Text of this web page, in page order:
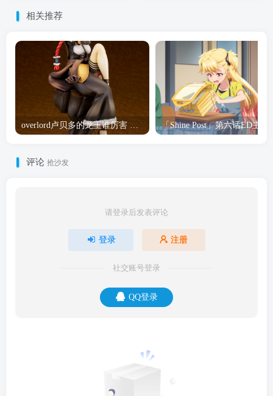
相关推荐
评论 抢沙发
请登录后发表评论
登录 注册
社交账号登录
QQ登录